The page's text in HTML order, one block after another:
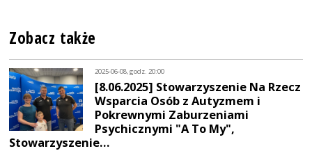
Zobacz także
2025-06-08, godz. 20:00
[8.06.2025] Stowarzyszenie Na Rzecz
Wsparcia Osób z Autyzmem i
Pokrewnymi Zaburzeniami
Psychicznymi "A To My",
Stowarzyszenie…